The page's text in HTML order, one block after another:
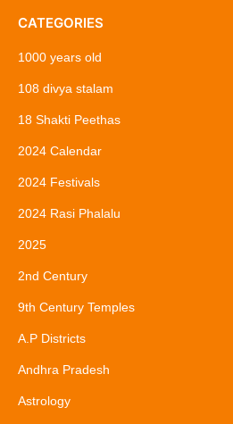
CATEGORIES
1000 years old
108 divya stalam
18 Shakti Peethas
2024 Calendar
2024 Festivals
2024 Rasi Phalalu
2025
2nd Century
9th Century Temples
A.P Districts
Andhra Pradesh
Astrology